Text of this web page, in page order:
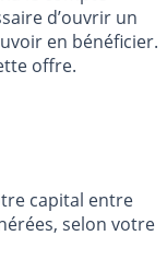
risque pour
le compte
d’ouvrir un
offre.
capital entre